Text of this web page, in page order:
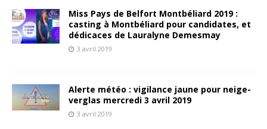
Miss Pays de Belfort Montbéliard 2019 :
casting à Montbéliard pour candidates, et
dédicaces de Lauralyne Demesmay
3 avril 2019
Alerte météo : vigilance jaune pour neige-
verglas mercredi 3 avril 2019
3 avril 2019